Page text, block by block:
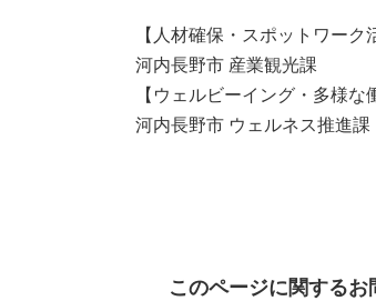
【人材確保・スポットワーク
河内長野市 産業観光課
【ウェルビーイング・多様な
河内長野市 ウェルネス推進課
このページに関する